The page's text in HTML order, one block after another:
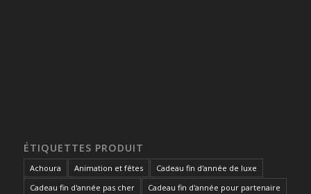
ÉTIQUETTES PRODUIT
Achoura Animation et fêtes
Cadeau fin d'année de luxe
Cadeau fin d'année pas cher
Cadeau fin d'année pour partenaire